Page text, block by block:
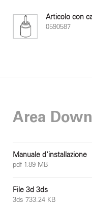
Articolo con
0590587
Area
Manuale d'installazione
pdf 1.89 MB
File 3d 3ds
3ds 733.24 KB